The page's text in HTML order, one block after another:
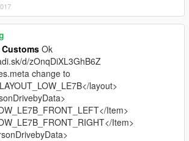
View
Project Cars
CustomsOk
d/zOnqDiXL3GhB6Z
change to
layout>
Item>
Item>